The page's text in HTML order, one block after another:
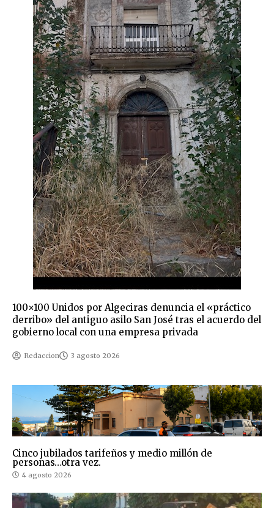
100×100 Unidos por Algeciras denuncia el «práctico
derribo» del antiguo asilo San José tras el acuerdo del
gobierno local con una empresa privada
Redaccion 3 agosto 2026
Cinco jubilados tarifeños y medio millón de
personas…otra vez.
4 agosto 2026